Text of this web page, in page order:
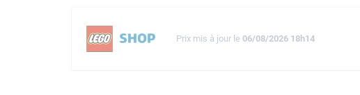
Prix mis à jour le 06/08/2026 18h14